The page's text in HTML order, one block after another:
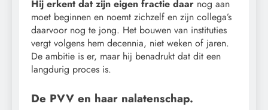
Hij erkent dat zijn eigen fractie daar nog aan
moet beginnen en noemt zichzelf en zijn collega’s
daarvoor nog te jong. Het bouwen van instituties
vergt volgens hem decennia, niet weken of jaren.
De ambitie is er, maar hij benadrukt dat dit een
langdurig proces is.
De PVV en haar nalatenschap.